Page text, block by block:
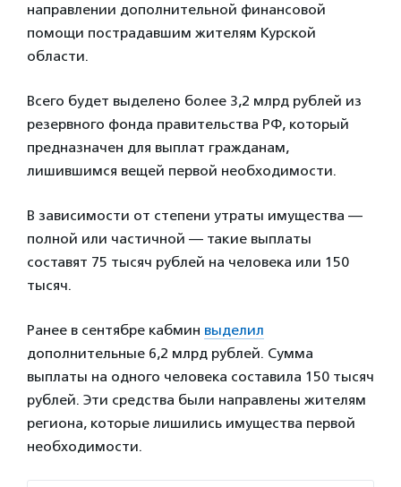
направлении дополнительной финансовой
помощи пострадавшим жителям Курской
области.
Всего будет выделено более 3,2 млрд рублей из
резервного фонда правительства РФ, который
предназначен для выплат гражданам,
лишившимся вещей первой необходимости.
В зависимости от степени утраты имущества —
полной или частичной — такие выплаты
составят 75 тысяч рублей на человека или 150
тысяч.
Ранее в сентябре кабмин выделил
дополнительные 6,2 млрд рублей. Сумма
выплаты на одного человека составила 150 тысяч
рублей. Эти средства были направлены жителям
региона, которые лишились имущества первой
необходимости.